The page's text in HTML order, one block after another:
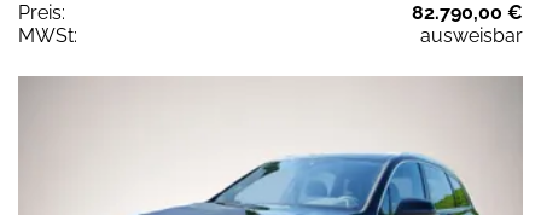
Preis:
82.790,00 €
MWSt:
ausweisbar